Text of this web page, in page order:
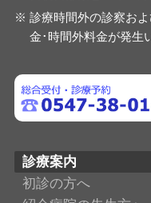
診療時間外の診察お
金･時間外料金が発生
診療案内
初診の方へ